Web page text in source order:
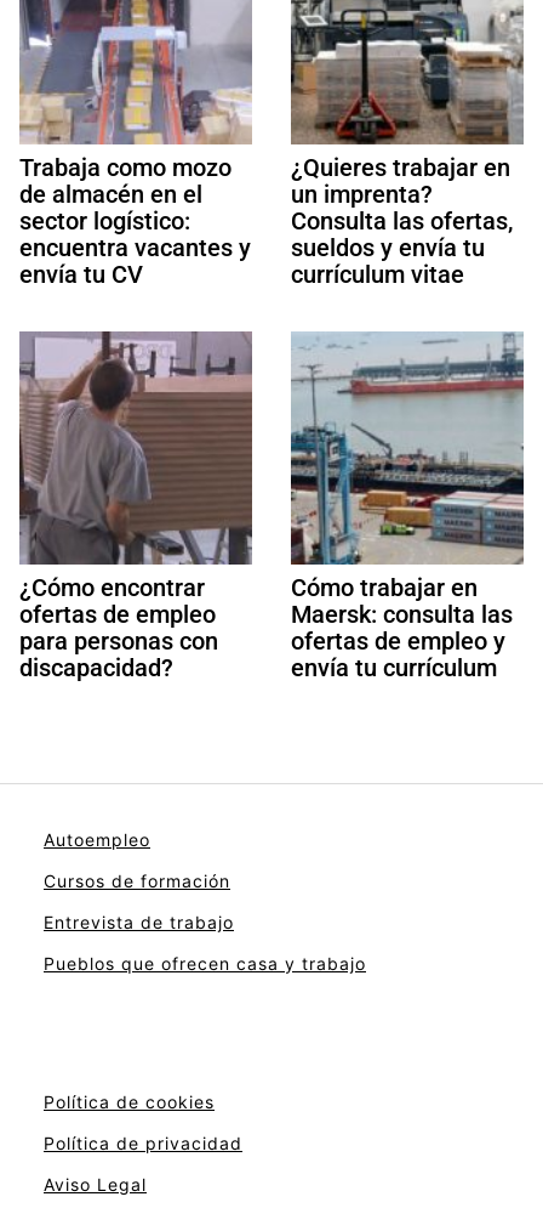
Trabaja como mozo
de almacén en el
sector logístico:
encuentra vacantes y
envía tu CV
¿Quieres trabajar en
un imprenta?
Consulta las ofertas,
sueldos y envía tu
currículum vitae
¿Cómo encontrar
ofertas de empleo
para personas con
discapacidad?
Cómo trabajar en
Maersk: consulta las
ofertas de empleo y
envía tu currículum
Autoempleo
Cursos de formación
Entrevista de trabajo
Pueblos que ofrecen casa y trabajo
Política de cookies
Política de privacidad
Aviso Legal